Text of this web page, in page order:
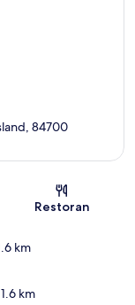
84700
Restoran
km
km